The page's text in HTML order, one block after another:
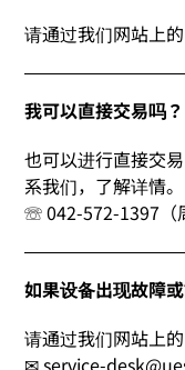
请通过我们网站上
我可以直接交易吗？
也可以进行直接交
系我们，了解详情。
☏ 042-572-1397（
如果设备出现故障
请通过我们网站上